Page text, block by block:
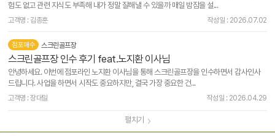
험도 없고 관련 지식도 부족해 내가 정말 잘해낼 수 있을까 매일 밤잠을 설...
고객명 : 김종훈 작성일 : 2026.07.02
점포매수 스크린골프장
스크린골프장 인수 후기 feat.노지환 이사님
안녕하세요. 이번에 점포라인 노지환 이사님을 통해 스크린골프장을 인수하면서 감사인사
드립니다. 사업을 하면서 시작도 중요하지만, 결국 가장 중요한 건...
고객명 : 장대일 작성일 : 2026.04.29
펼치기